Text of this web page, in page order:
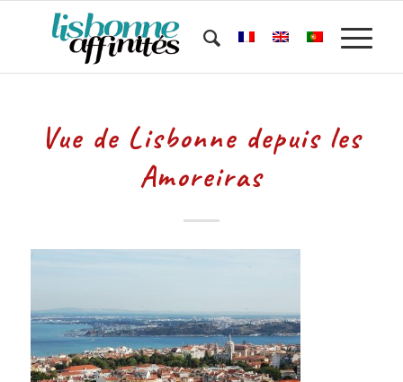
Vue de Lisbonne depuis les
Amoreiras